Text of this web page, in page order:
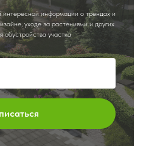
информации о трендах и
уходе за растениями и других
обустройства участка